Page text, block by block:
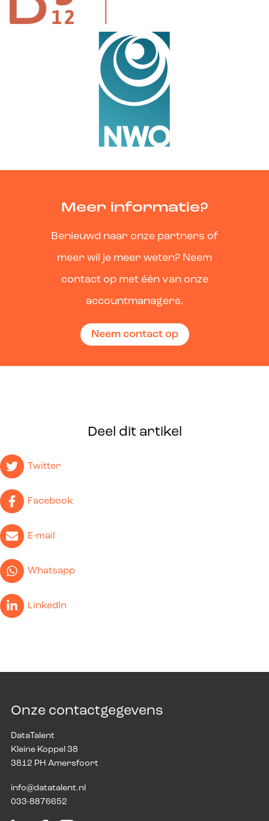
Meer informatie?
Benieuwd naar onze partners of
meer wil je meer weten? Neem
contact op met één van onze
accountmanagers.
Neem contact op
Deel dit artikel
Twitter
Facebook
E-mail
Whatsapp
LinkedIn
Onze contactgegevens
DataTalent
Kleine Koppel 38
3812 PH Amersfoort
info@datatalent.nl
033-8876652